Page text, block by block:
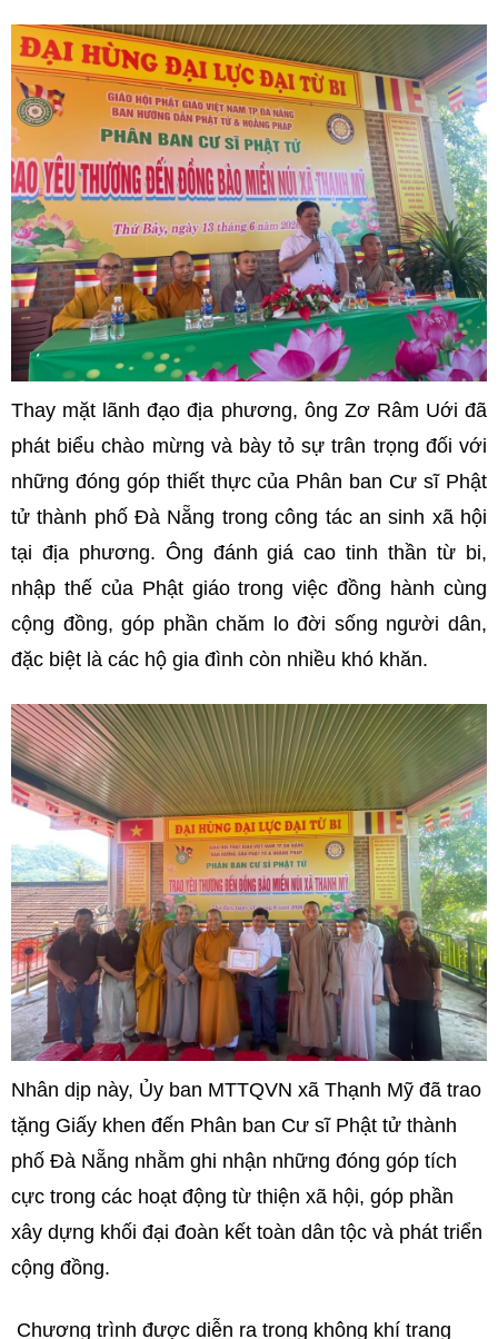
Thay mặt lãnh đạo địa phương, ông Zơ Râm Uới đã
phát biểu chào mừng và bày tỏ sự trân trọng đối với
những đóng góp thiết thực của Phân ban Cư sĩ Phật
tử thành phố Đà Nẵng trong công tác an sinh xã hội
tại địa phương. Ông đánh giá cao tinh thần từ bi,
nhập thế của Phật giáo trong việc đồng hành cùng
cộng đồng, góp phần chăm lo đời sống người dân,
đặc biệt là các hộ gia đình còn nhiều khó khăn.
Nhân dịp này, Ủy ban MTTQVN xã Thạnh Mỹ đã trao
tặng Giấy khen đến Phân ban Cư sĩ Phật tử thành
phố Đà Nẵng nhằm ghi nhận những đóng góp tích
cực trong các hoạt động từ thiện xã hội, góp phần
xây dựng khối đại đoàn kết toàn dân tộc và phát triển
cộng đồng.
Chương trình được diễn ra trong không khí trang